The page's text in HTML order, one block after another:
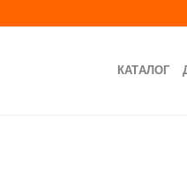
КАТАЛОГ